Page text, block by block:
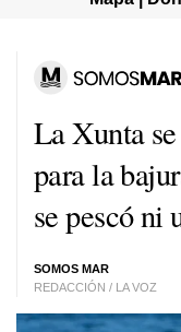
La Xunta
para la
se pescó ni
SOMOS MAR
REDACCIÓN / LA VOZ